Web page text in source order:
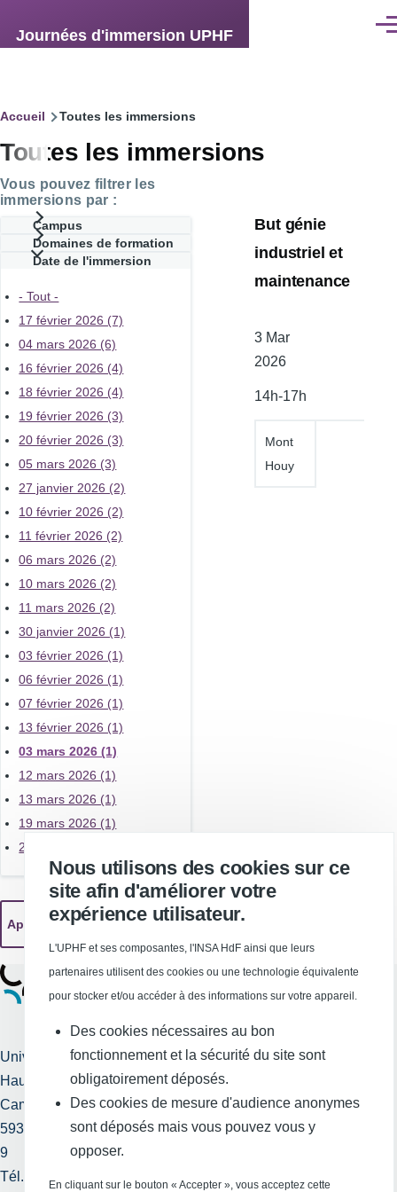
Journées d'immersion UPHF
Fil
d'Ariane
Accueil Toutes les immersions
Toutes les immersions
Vous pouvez filtrer les
immersions par :
Campus
Domaines de formation
Date de l'immersion
- Tout -
17 février 2026 (7)
04 mars 2026 (6)
16 février 2026 (4)
18 février 2026 (4)
19 février 2026 (3)
20 février 2026 (3)
05 mars 2026 (3)
27 janvier 2026 (2)
10 février 2026 (2)
11 février 2026 (2)
06 mars 2026 (2)
10 mars 2026 (2)
11 mars 2026 (2)
30 janvier 2026 (1)
03 février 2026 (1)
06 février 2026 (1)
07 février 2026 (1)
13 février 2026 (1)
03 mars 2026 (1)
12 mars 2026 (1)
13 mars 2026 (1)
19 mars 2026 (1)
26 mars 2026 (1)
But génie
industriel et
maintenance
Date
de
3 Mar
2026
14h-17h
Mont
Houy
Université Polytechnique
Hauts-de-France
Campus Mont Houy
59313 Valenciennes cedex
9
Tél. : 03 27 51 12 34
Mentions légales et
Requête
Nous utilisons des cookies sur ce
site afin d'améliorer votre
expérience utilisateur.
L'UPHF et ses composantes, l'INSA HdF ainsi que leurs
partenaires utilisent des cookies ou une technologie équivalente
pour stocker et/ou accéder à des informations sur votre appareil.
Des cookies nécessaires au bon
fonctionnement et la sécurité du site sont
obligatoirement déposés.
Des cookies de mesure d'audience anonymes
sont déposés mais vous pouvez vous y
opposer.
En cliquant sur le bouton « Accepter », vous acceptez cette